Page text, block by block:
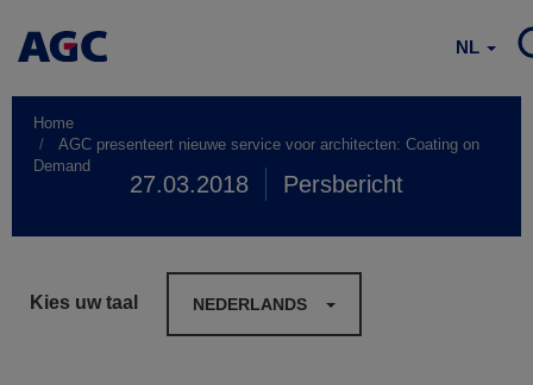
NL
Home
AGC presenteert nieuwe service voor architecten: Coating on
Demand
27.03.2018 Persbericht
Kies uw taal NEDERLANDS